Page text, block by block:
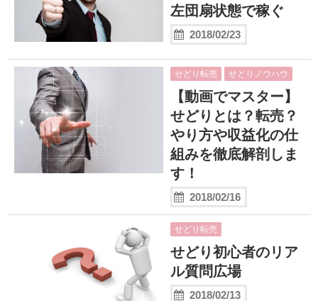
左団扇状態で稼ぐ
2018/02/23
せどり転売 せどりノウハウ
【動画でマスター】
せどりとは？転売？
やり方や収益化の仕
組みを徹底解剖しま
す！
2018/02/16
せどり転売
せどり初心者のリア
ル質問広場
2018/02/13